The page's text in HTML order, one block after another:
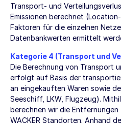
Transport- und
Emissionen berechnet
Faktoren für die einzelnen
Datenbankwerten ermittelt
Kategorie 4 (Transport und
Die Berechnung von Transport
erfolgt auf Basis der
an eingekauften Waren sowie
Seeschiff, LKW, Flugzeug).
berechnen wir die
WACKER Standorten. Anhand